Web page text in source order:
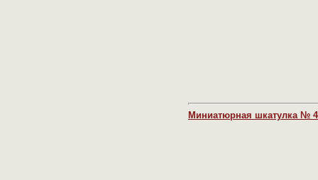
Миниатюрная шкатулка № 4